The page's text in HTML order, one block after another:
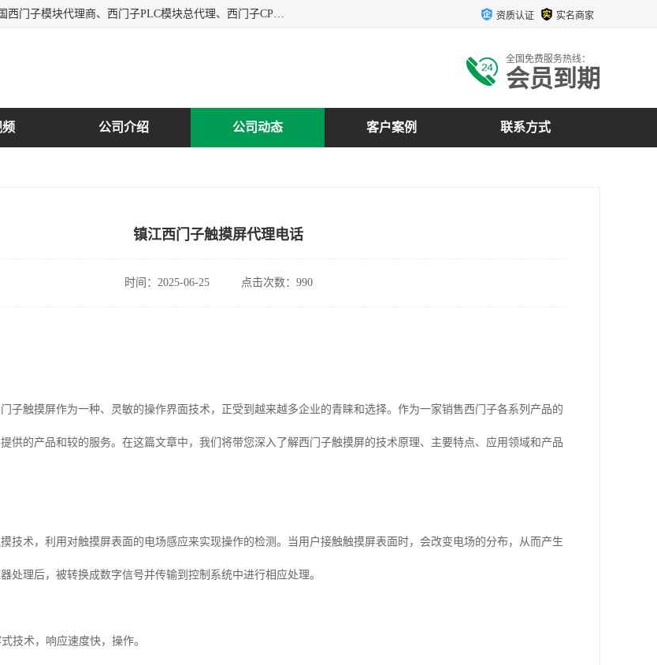
上海诗幕自动化设备有限公司是一家西门子授权分销商；主要负责：德国西门子模块代理商、西门子PLC模块总代理、西门子CPU模块代理商、西门子电缆代理、西门子触摸屏变频器总代理等专销售西门子各系列产品；实体公司，诚信经营，价格优势，品质保证，库存量大，供应！ 资质认证 实名商家
全国免费服务热线：
会员到期
频 公司介绍 公司动态 客户案例 联系方式
镇江西门子触摸屏代理电话
时间：2025-06-25 点击次数：990
子触摸屏作为一种、灵敏的操作界面技术，正受到越来越多企业的青睐和选择。作为一家销售西门子各系列产品的
供的产品和较的服务。在这篇文章中，我们将带您深入了解西门子触摸屏的技术原理、主要特点、应用领域和产品
技术，利用对触摸屏表面的电场感应来实现操作的检测。当用户接触触摸屏表面时，会改变电场的分布，从而产生
处理后，被转换成数字信号并传输到控制系统中进行相应处理。
技术，响应速度快，操作。